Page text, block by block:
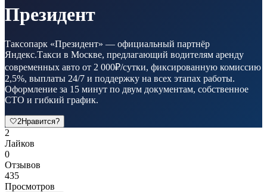
Президент
Таксопарк «Президент» — официальный партнёр
Яндекс.Такси в Москве, предлагающий водителям аренду
современных авто от 2 000₽/сутки, фиксированную комиссию
2,5%, выплаты 24/7 и поддержку на всех этапах работы.
Оформление за 15 минут по двум документам, собственное
СТО и гибкий график.
🤍2Нравится?
2
Лайков
0
Отзывов
435
Просмотров